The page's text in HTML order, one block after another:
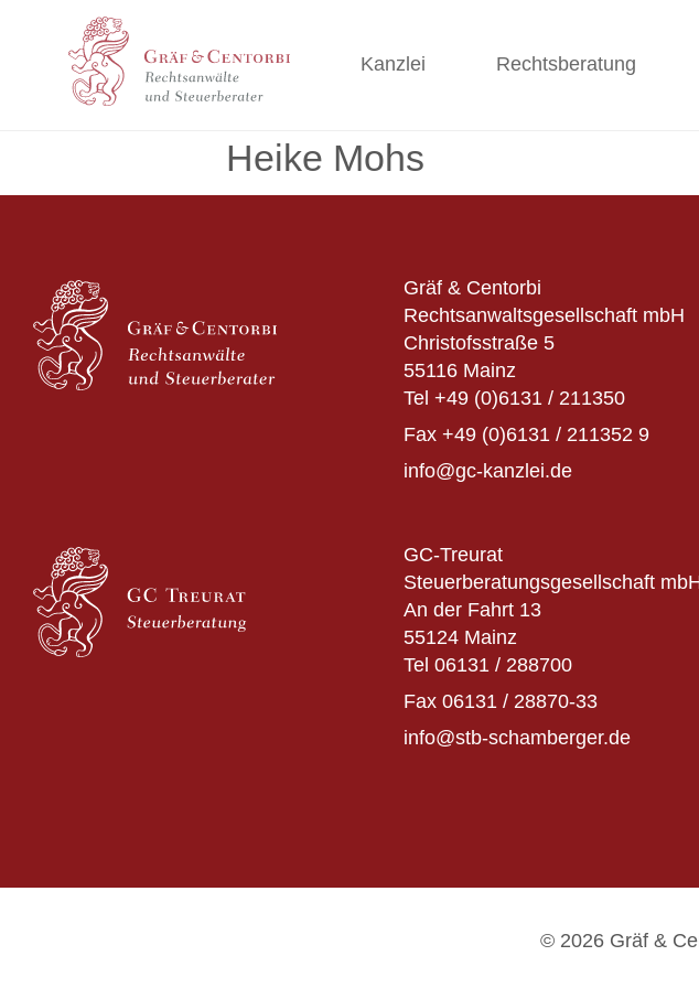
Kanzlei Rechtsberatung
Heike Mohs
Gräf & Centorbi
Rechtsanwaltsgesellschaft mbH
Christofsstraße 5
55116 Mainz
Tel +49 (0)6131 / 211350
Fax +49 (0)6131 / 211352 9
info@gc-kanzlei.de
GC-Treurat
Steuerberatungsgesellschaft
An der Fahrt 13
55124 Mainz
Tel 06131 / 288700
Fax 06131 / 28870-33
info@stb-schamberger.de
© 2026 Gräf &